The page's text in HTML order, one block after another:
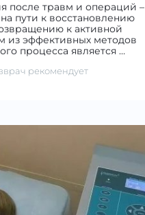
после травм и операций –
пути к восстановлению
к активной
из эффективных методов
процесса является …
рекомендует